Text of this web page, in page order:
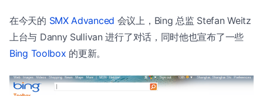
在今天的 SMX Advanced 会议上，Bing 总监 Stefan Weitz
上台与 Danny Sullivan 进行了对话，同时他也宣布了一些
Bing Toolbox 的更新。